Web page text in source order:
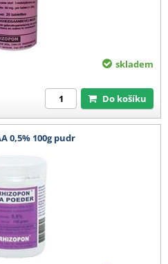
skladem
Do košíku
0,5% 100g pudr